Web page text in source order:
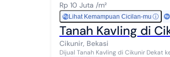
Rp 10 Juta /m²
RpLihat Kemampuan Cicilan-mu ⓘ
Tanah Kavling di
Cikunir, Bekasi
Dijual Tanah Kavling di Cikunir Dekat ke Tol Jatibening